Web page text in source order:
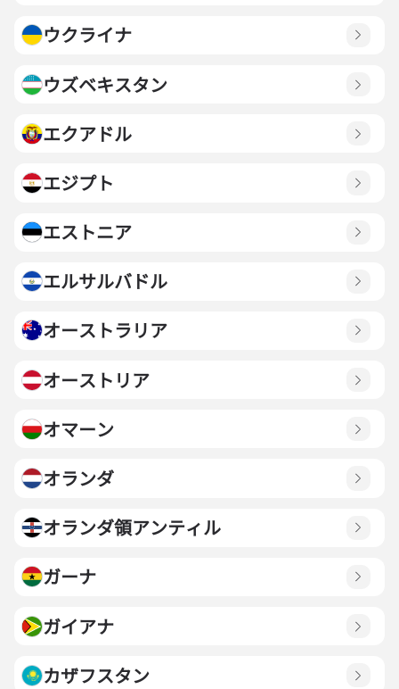
ウクライナ
ウズベキスタン
エクアドル
エジプト
エストニア
エルサルバドル
オーストラリア
オーストリア
オマーン
オランダ
オランダ領アンティル
ガーナ
ガイアナ
カザフスタン